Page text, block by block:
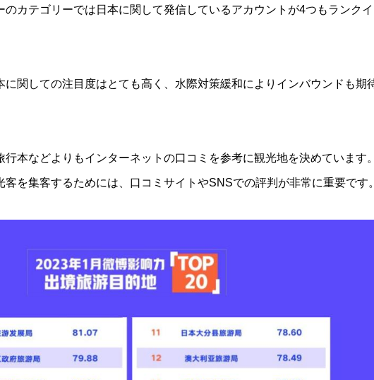
のカテゴリーでは日本に関して発信しているアカウントが4つもランクイ
に関しての注目度はとても高く、水際対策緩和によりインバウンドも期
本などよりもインターネットの口コミを参考に観光地を決めています。
を集客するためには、口コミサイトやSNSでの評判が非常に重要です。